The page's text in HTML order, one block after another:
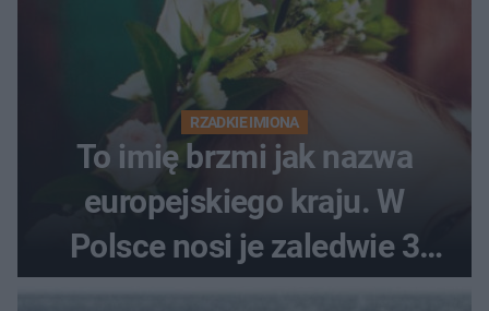
RZADKIE IMIONA
To imię brzmi jak nazwa
europejskiego kraju. W
Polsce nosi je zaledwie 3
kobiety